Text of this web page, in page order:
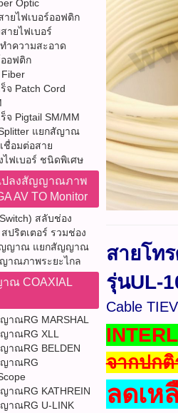
Optic
ายไฟเบอร์ออฟติก
ายไฟเบอร์
ำความสะอาด
อฟติก
จ Patch Cord
จ Pigtail SM/MM
แยกสัญาณ
ชื่อมต่อสาย
ไฟเบอร์ ชนิดพิเศษ
ลงสัญญาณภาพ
AV TO Monitor
สลับช่อง
ปริตเตอร์ รวมช่อง
ญญาณ แยกสัญญาณ
าณภาพระยะไกล
ณ COAXIAL
าณRG MARSHAL
าณRG XLL
าณRG BELDEN
าณRG
าณRG KATHREIN
าณRG U-LINK
สายโท
รุ่นUL-
Cable
จากปกติ
ลดเห